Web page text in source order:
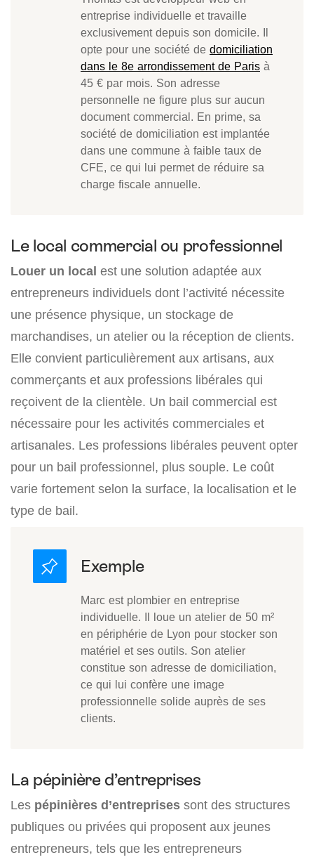
entreprise individuelle et travaille
exclusivement depuis son domicile. Il
opte pour une société de domiciliation
dans le 8e arrondissement de Paris à
45 € par mois. Son adresse
personnelle ne figure plus sur aucun
document commercial. En prime, sa
société de domiciliation est implantée
dans une commune à faible taux de
CFE, ce qui lui permet de réduire sa
charge fiscale annuelle.
Le local commercial ou professionnel
Louer un local est une solution adaptée aux
entrepreneurs individuels dont l’activité nécessite
une présence physique, un stockage de
marchandises, un atelier ou la réception de clients.
Elle convient particulièrement aux artisans, aux
commerçants et aux professions libérales qui
reçoivent de la clientèle. Un bail commercial est
nécessaire pour les activités commerciales et
artisanales. Les professions libérales peuvent opter
pour un bail professionnel, plus souple. Le coût
varie fortement selon la surface, la localisation et le
type de bail.
Marc est plombier en entreprise
individuelle. Il loue un atelier de 50 m²
en périphérie de Lyon pour stocker son
matériel et ses outils. Son atelier
constitue son adresse de domiciliation,
ce qui lui confère une image
professionnelle solide auprès de ses
clients.
La pépinière d’entreprises
Les pépinières d’entreprises sont des structures
publiques ou privées qui proposent aux jeunes
entrepreneurs, tels que les entrepreneurs